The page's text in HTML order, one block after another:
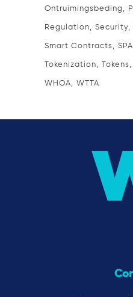
Ontruimingsbeding
Regulation Security
Smart Contracts
Tokenization Tokens
WHOA WTTA